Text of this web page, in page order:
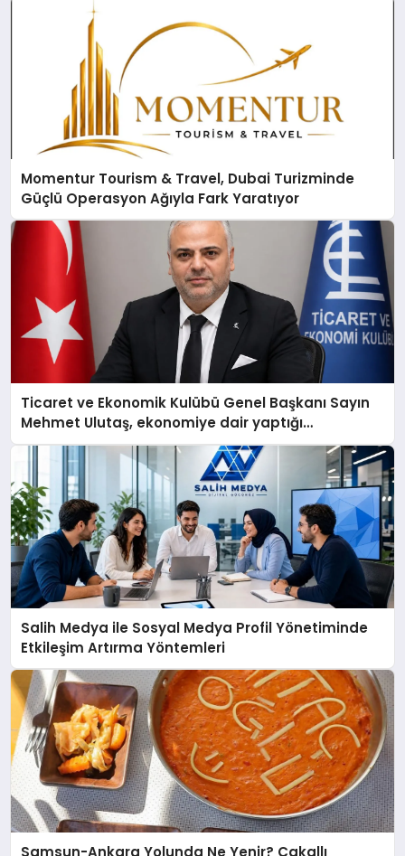
Momentur Tourism & Travel, Dubai Turizminde
Güçlü Operasyon Ağıyla Fark Yaratıyor
Ticaret ve Ekonomik Kulübü Genel Başkanı Sayın
Mehmet Ulutaş, ekonomiye dair yaptığı
açıklamada şunları kaydetti:
Salih Medya ile Sosyal Medya Profil Yönetiminde
Etkileşim Artırma Yöntemleri
Samsun-Ankara Yolunda Ne Yenir? Çakallı